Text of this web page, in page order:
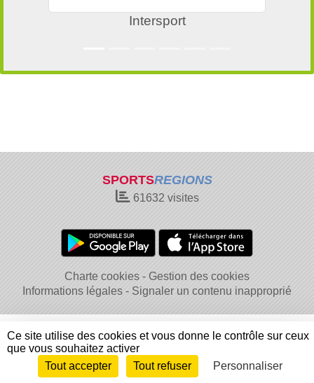
Intersport
SPORTSREGIONS
61632 visites
Charte cookies
Gestion des cookies
Informations légales
Signaler un contenu inapproprié
Envie de participer ? Connexion
Ce site utilise des cookies et vous donne le contrôle sur ceux
que vous souhaitez activer
Tout accepter
Tout refuser Personnaliser